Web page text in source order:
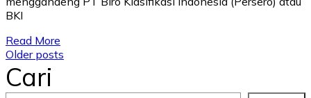
BKI
Read More
Posts
navigation
Older posts
Cari